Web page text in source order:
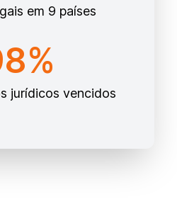
em 9 países
jurídicos vencidos